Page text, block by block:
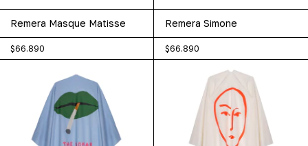
Remera Masque Matisse
$66.890
Remera Simone
$66.890